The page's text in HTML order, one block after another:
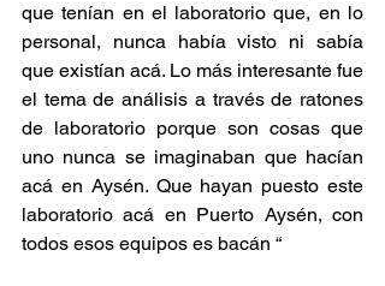
que tenían en el laboratorio que, en lo
personal, nunca había visto ni sabía
que existían acá. Lo más interesante fue
el tema de análisis a través de ratones
de laboratorio porque son cosas que
uno nunca se imaginaban que hacían
acá en Aysén. Que hayan puesto este
laboratorio acá en Puerto Aysén, con
todos esos equipos es bacán “